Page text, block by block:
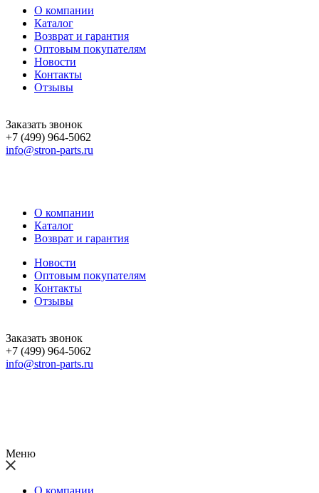
О компании
Каталог
Возврат и гарантия
Оптовым покупателям
Новости
Контакты
Отзывы
Заказать звонок
+7 (499) 964-5062
info@stron-parts.ru
О компании
Каталог
Возврат и гарантия
Новости
Оптовым покупателям
Контакты
Отзывы
Заказать звонок
+7 (499) 964-5062
info@stron-parts.ru
Меню
О компании